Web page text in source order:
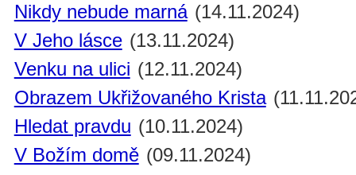
Nikdy nebude marná (14.11.2024)
V Jeho lásce (13.11.2024)
Venku na ulici (12.11.2024)
Obrazem Ukřižovaného Krista
Hledat pravdu (10.11.2024)
V Božím domě (09.11.2024)